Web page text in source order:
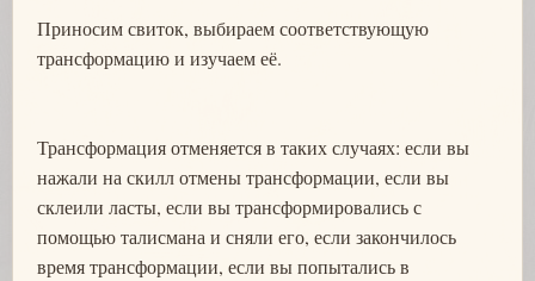
Приносим свиток, выбираем соответствующую
трансформацию и изучаем её.
Трансформация отменяется в таких случаях: если вы
нажали на скилл отмены трансформации, если вы
склеили ласты, если вы трансформировались с
помощью талисмана и сняли его, если закончилось
время трансформации, если вы попытались в